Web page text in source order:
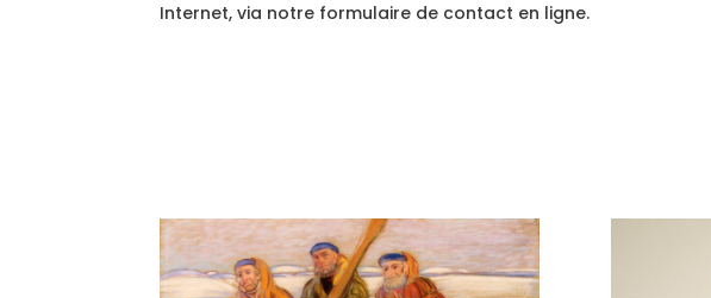
Internet, via notre formulaire de contact en ligne.